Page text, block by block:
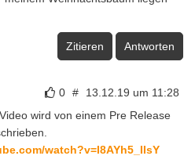
Zitieren Antworten
0 # 13.12.19 um 11:28
wird von einem Pre Release
watch?v=I8AYh5_IIsY